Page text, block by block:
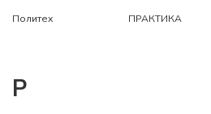
Политех ПРАКТИКА
Р